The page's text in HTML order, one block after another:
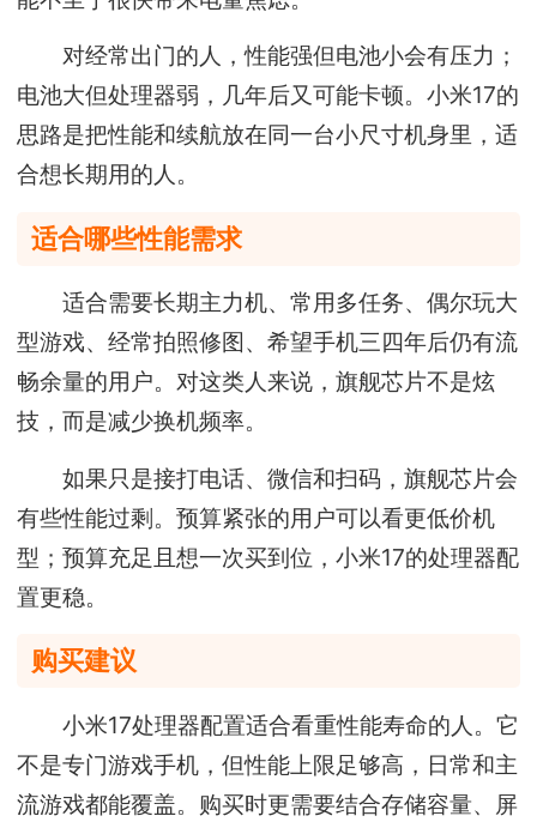
对经常出门的人，性能强但电池小会有压力；
电池大但处理器弱，几年后又可能卡顿。小米17的
思路是把性能和续航放在同一台小尺寸机身里，适
合想长期用的人。
适合哪些性能需求
适合需要长期主力机、常用多任务、偶尔玩大
型游戏、经常拍照修图、希望手机三四年后仍有流
畅余量的用户。对这类人来说，旗舰芯片不是炫
技，而是减少换机频率。
如果只是接打电话、微信和扫码，旗舰芯片会
有些性能过剩。预算紧张的用户可以看更低价机
型；预算充足且想一次买到位，小米17的处理器配
置更稳。
购买建议
小米17处理器配置适合看重性能寿命的人。它
不是专门游戏手机，但性能上限足够高，日常和主
流游戏都能覆盖。购买时更需要结合存储容量、屏